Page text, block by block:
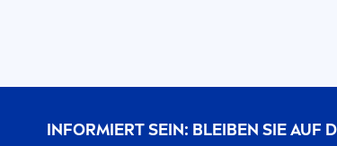
INFORMIERT SEIN: BLEIBEN SIE AUF